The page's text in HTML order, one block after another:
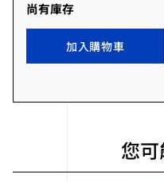
尚有庫存
加入購物車
您